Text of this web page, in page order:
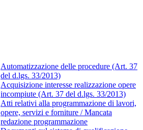
Automatizzazione delle procedure (Art. 37
del d.lgs. 33/2013)
Acquisizione interesse realizzazione opere
incompiute (Art. 37 del d.lgs. 33/2013)
Atti relativi alla programmazione di lavori,
opere, servizi e forniture / Mancata
redazione programmazione